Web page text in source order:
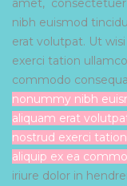
amet,
nibh euismod
erat volutpat. Ut
exerci tation
commodo
nonummy nibh
aliquam erat
nostrud exerci
aliquip ex ea
iriure dolor in